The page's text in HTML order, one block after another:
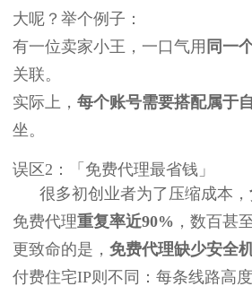
大呢？举个例子：
有一位卖家小王，一口气用 同一
关联。
实际上， 每个账号需要搭配属于
坐。
误区2：「免费代理最省钱」
很多初创业者为了压缩成本，
免费代理重复率近90% ，数百甚
更致命的是， 免费代理缺少安全
付费住宅IP则不同：每条线路高